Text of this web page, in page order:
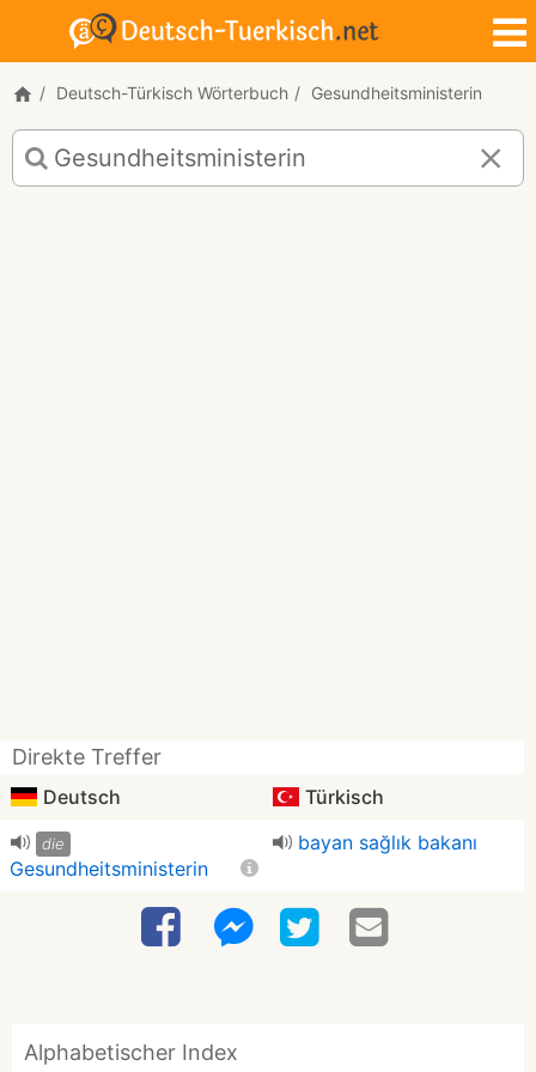
Deutsch-Türkisch Wörterbuch Gesundheitsministerin
Deutsch-
Türkisch
Übersetzung
Direkte Treffer
Deutsch Türkisch
die
Gesundheitsministerin
bayan sağlık bakanı
Alphabetischer Index